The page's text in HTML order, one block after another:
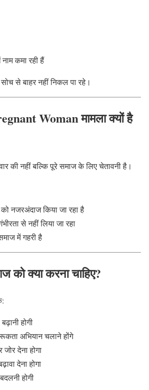
कमा रही हैं
से बाहर नहीं निकल पा रहे।
Woman मामला क्यों है
की नहीं बल्कि पूरे समाज के लिए चेतावनी है।
नजरअंदाज किया जा रहा है
से नहीं लिया जा रहा
में गहरी है
को क्या करना चाहिए?
होगी
अभियान चलाने होंगे
जोर देना होगा
देना होगा
होगी